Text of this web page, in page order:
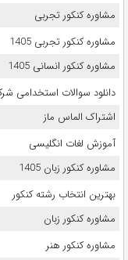
مشاوره کنکور تجربی
مشاوره کنکور تجربی 1405
مشاوره کنکور انسانی 1405
دانلود سوالات استخدامی
اشتراک الماس ماز
آموزش لغات انگلیسی
مشاوره کنکور زبان 1405
بهترین انتخاب رشته کنکور
مشاوره کنکور زبان
مشاوره کنکور هنر